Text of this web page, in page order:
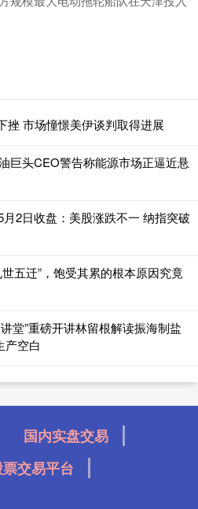
挫 市场憧憬美伊谈判取得进展
巨头CEO警告称能源市场正逼近悬
2日收盘：美股涨跌不一 纳指突破
五迁”，饱受其累的根本原因究竟
堂”重磅开讲林留根解读振海制盐
产空白
国内实盘交易
交易平台